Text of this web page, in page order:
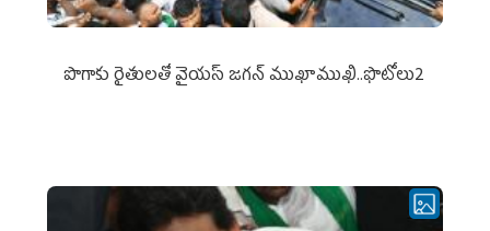
పొగాకు రైతుల‌తో వైయ‌స్ జ‌గ‌న్ ముఖాముఖి..ఫొటోలు2